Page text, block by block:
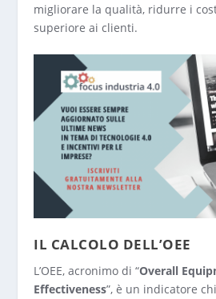
migliorare la qualità, ridurre i
superiore ai clienti.
IL CALCOLO DELL’OEE
L’OEE, acronimo di “Overall
Effectiveness”, è un indicatore